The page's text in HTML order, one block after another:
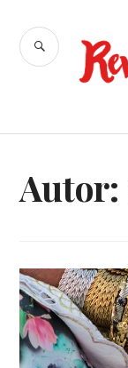
para
conteúdo
BUSCA
Autor: